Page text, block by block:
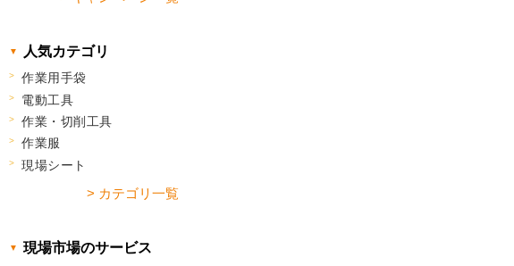
人気カテゴリ
作業用手袋
電動工具
作業・切削工具
作業服
現場シート
> カテゴリ一覧
現場市場のサービス